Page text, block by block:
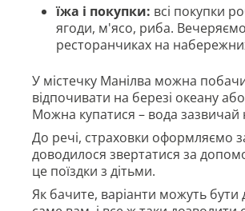
їжа і покупки: всі покупки
ягоди, м'ясо, риба.
ресторанчиках на
У містечку Манілва можна
відпочивати на березі океану
Можна купатися – вода зазвичай
До речі, страховки оформляємо
доводилося звертатися за
це поїздки з дітьми.
Як бачите, варіанти можуть